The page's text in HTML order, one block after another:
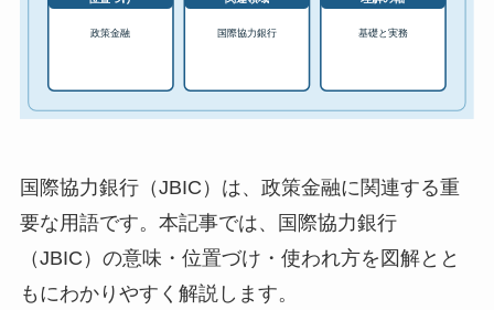
国際協力銀行（JBIC）は、政策金融に関連する重
要な用語です。本記事では、国際協力銀行
（JBIC）の意味・位置づけ・使われ方を図解とと
もにわかりやすく解説します。